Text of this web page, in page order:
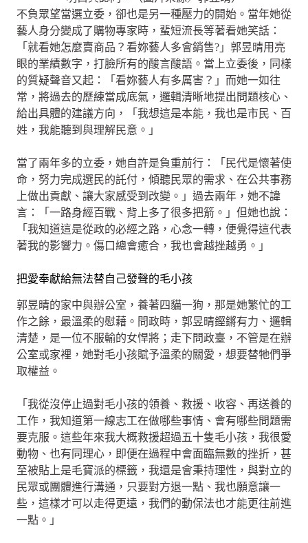
不負眾望當選立委，卻也是另一種壓力的開始。當年她從
藝人身分變成了購物專家時，蜚短流長等著看她笑話：
「就看她怎麼賣商品？看妳藝人多會銷售?」郭昱晴用亮
眼的業績數字，打臉所有的酸言酸語。當上立委後，同樣
的質疑聲音又起：「看妳藝人有多厲害？」而她一如往
常，將過去的歷練當成底氣，邏輯清晰地提出問題核心、
給出具體的建議方向，「我想這是本能，我也是市民、百
姓，我能聽到與理解民意。」
當了兩年多的立委，她自許是負重前行：「民代是懷著使
命，努力完成選民的託付，傾聽民眾的需求、在公共事務
上做出貢獻、讓大家感受到改變。」過去兩年，她不諱
言：「一路身經百戰、背上多了很多把箭。」但她也說：
「我知道這是從政的必經之路，心念一轉，便覺得這代表
著我的影響力。傷口總會癒合，我也會越挫越勇。」
把愛奉獻給無法替自己發聲的毛小孩
郭昱晴的家中與辦公室，養著四貓一狗，那是她繁忙的工
作之餘，最溫柔的慰藉。問政時，郭昱晴鏗鏘有力、邏輯
清楚，是一位不服輸的女悍將；走下問政臺，不管是在辦
公室或家裡，她對毛小孩賦予溫柔的關愛，想要替牠們爭
取權益。
「我從沒停止過對毛小孩的領養、救援、收容、再送養的
工作，我知道第一線志工在做哪些事情、會有哪些問題需
要克服。這些年來我大概救援超過五十隻毛小孩，我很愛
動物、也有同理心，即便在過程中會面臨無數的挫折，甚
至被貼上是毛寶派的標籤，我還是會秉持理性，與對立的
民眾或團體進行溝通，只要對方退一點、我也願意讓一
些，這樣才可以走得更遠，我們的動保法也才能更往前進
一點。」